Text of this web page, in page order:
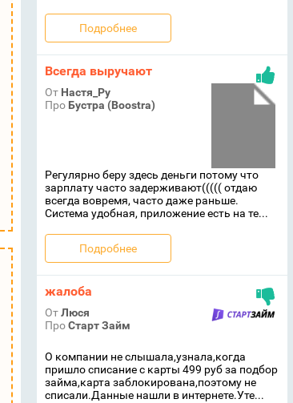
Подробнее
Всегда выручают
От Настя_Ру
Про Бустра (Boostra)
Регулярно беру здесь деньги потому что
зарплату часто задерживают((((( отдаю
всегда вовремя, часто даже раньше.
Система удобная, приложение есть на те...
Подробнее
жалоба
ОтЛюся
ПроСтарт Займ
О компании не слышала,узнала,когда
пришло списание с карты 499 руб за подбор
займа,карта заблокирована,поэтому не
списали.Данные нашли в интернете.Уте...